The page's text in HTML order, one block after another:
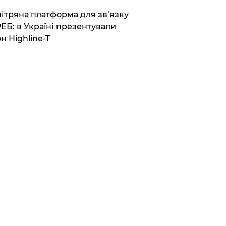
платформа для зв’язку
в Україні презентували
Highline-T